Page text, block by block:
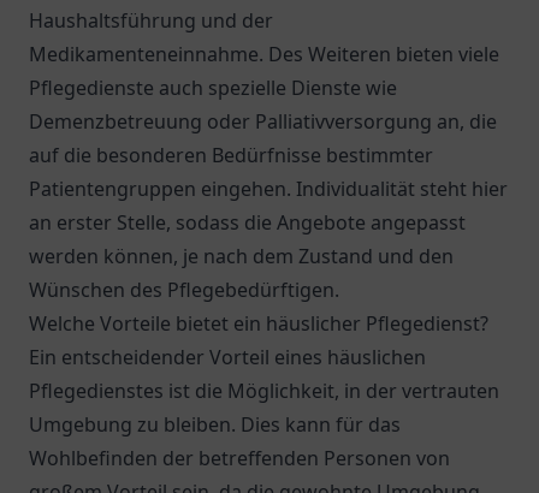
Haushaltsführung und der
Medikamenteneinnahme. Des Weiteren bieten viele
Pflegedienste auch spezielle Dienste wie
Demenzbetreuung oder Palliativversorgung an, die
auf die besonderen Bedürfnisse bestimmter
Patientengruppen eingehen. Individualität steht hier
an erster Stelle, sodass die Angebote angepasst
werden können, je nach dem Zustand und den
Wünschen des Pflegebedürftigen.
Welche Vorteile bietet ein häuslicher Pflegedienst?
Ein entscheidender Vorteil eines häuslichen
Pflegedienstes ist die Möglichkeit, in der vertrauten
Umgebung zu bleiben. Dies kann für das
Wohlbefinden der betreffenden Personen von